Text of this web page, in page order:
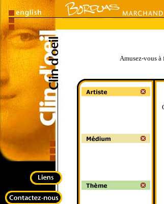
Amusez-vous